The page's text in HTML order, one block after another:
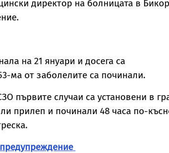
директор на болницата в
на 21 януари и досега са
ма от заболелите са починали.
първите случаи са установени в
прилеп и починали 48 часа по-